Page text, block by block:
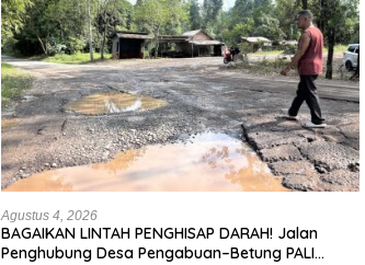
Agustus 4, 2026
BAGAIKAN LINTAH PENGHISAP DARAH! Jalan
Penghubung Desa Pengabuan–Betung PALI